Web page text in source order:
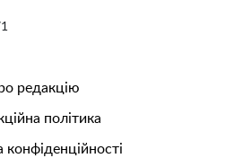
редакцію
політика
конфіденційності